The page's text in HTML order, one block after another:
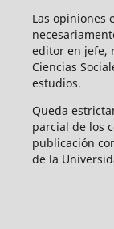
Las opiniones
editor en jefe,
Ciencias
estudios.
Queda
parcial de los
publicación
de la